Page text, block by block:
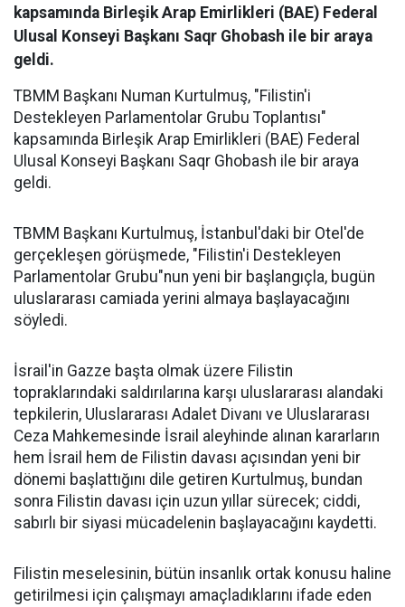
kapsamında Birleşik Arap Emirlikleri (BAE) Federal
Ulusal Konseyi Başkanı Saqr Ghobash ile bir araya
geldi.
TBMM Başkanı Numan Kurtulmuş, "Filistin'i
Destekleyen Parlamentolar Grubu Toplantısı"
kapsamında Birleşik Arap Emirlikleri (BAE) Federal
Ulusal Konseyi Başkanı Saqr Ghobash ile bir araya
geldi.
TBMM Başkanı Kurtulmuş, İstanbul'daki bir Otel'de
gerçekleşen görüşmede, "Filistin'i Destekleyen
Parlamentolar Grubu"nun yeni bir başlangıçla, bugün
uluslararası camiada yerini almaya başlayacağını
söyledi.
İsrail'in Gazze başta olmak üzere Filistin
topraklarındaki saldırılarına karşı uluslararası alandaki
tepkilerin, Uluslararası Adalet Divanı ve Uluslararası
Ceza Mahkemesinde İsrail aleyhinde alınan kararların
hem İsrail hem de Filistin davası açısından yeni bir
dönemi başlattığını dile getiren Kurtulmuş, bundan
sonra Filistin davası için uzun yıllar sürecek; ciddi,
sabırlı bir siyasi mücadelenin başlayacağını kaydetti.
Filistin meselesinin, bütün insanlık ortak konusu haline
getirilmesi için çalışmayı amaçladıklarını ifade eden